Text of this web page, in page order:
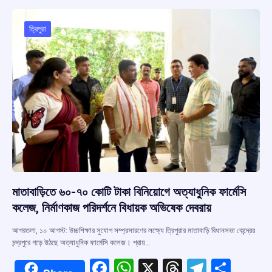
o
k
p
p
d
a
ত্রিপুরা
মাতাবাড়িতে ৬০-৭০ কোটি টাকা বিনিয়োগে অত্যাধুনিক ফার্মেসি
কলেজ, নির্মাণকাজ পরিদর্শনে বিধায়ক অভিষেক দেবরায়
আগরতলা, ১০ আগস্ট: উচ্চশিক্ষার সুযোগ সম্প্রসারণের লক্ষ্যে ত্রিপুরার মাতাবাড়ি বিধানসভা কেন্দ্রের
চন্দ্রপুরে গড়ে উঠছে অত্যাধুনিক ফার্মেসি কলেজ। প্রায়…